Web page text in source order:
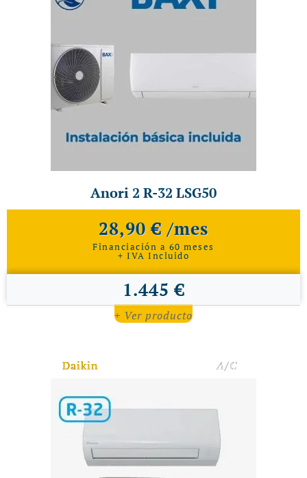
Anori 2 R-32 LSG50
28,90 € /mes
Financiación a 60 meses
+ IVA Incluido
1.445 €
+ Ver producto
Daikin A/C